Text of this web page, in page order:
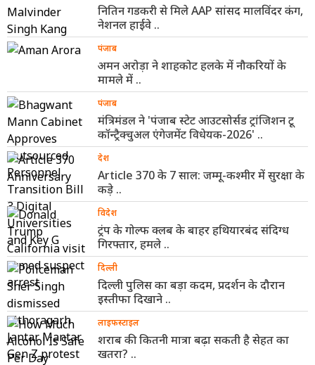
नितिन गडकरी से मिले AAP सांसद मालविंदर कंग,
नेशनल हाईवे ..
पंजाब
अमन अरोड़ा ने शाहकोट हलके में नौकरियों के
मामले में ..
पंजाब
मंत्रिमंडल ने 'पंजाब स्टेट आउटसोर्सड ट्रांजिशन टू
कॉन्ट्रैक्चुअल एंगेजमेंट विधेयक-2026' ..
देश
Article 370 के 7 साल: जम्मू-कश्मीर में सुरक्षा के
कड़े ..
विदेश
ट्रंप के गोल्फ क्लब के बाहर हथियारबंद संदिग्ध
गिरफ्तार, हमले ..
दिल्ली
दिल्ली पुलिस का बड़ा कदम, प्रदर्शन के दौरान
इस्तीफा दिखाने ..
लाइफस्टाइल
शराब की कितनी मात्रा बढ़ा सकती है सेहत का
खतरा? ..